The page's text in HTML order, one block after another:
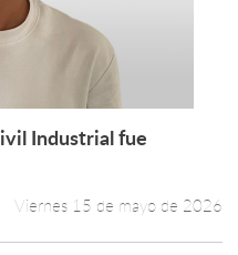
Leer más +
Industrial fue
Viernes 15 de mayo de 2026